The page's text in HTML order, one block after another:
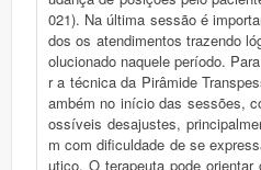
021). Na última sessão é
dos os atendimentos trazendo
olucionado naquele período.
r a técnica da Pirâmide
ambém no início das sessões,
ossíveis desajustes,
m com dificuldade de se
utico. O terapeuta pode